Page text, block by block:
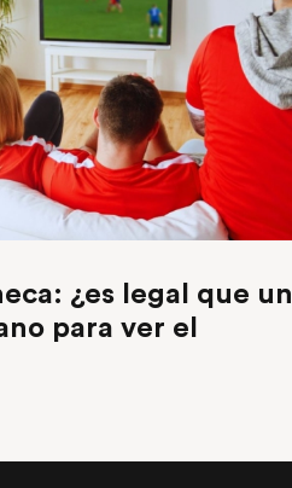
¿es legal que un
para ver el